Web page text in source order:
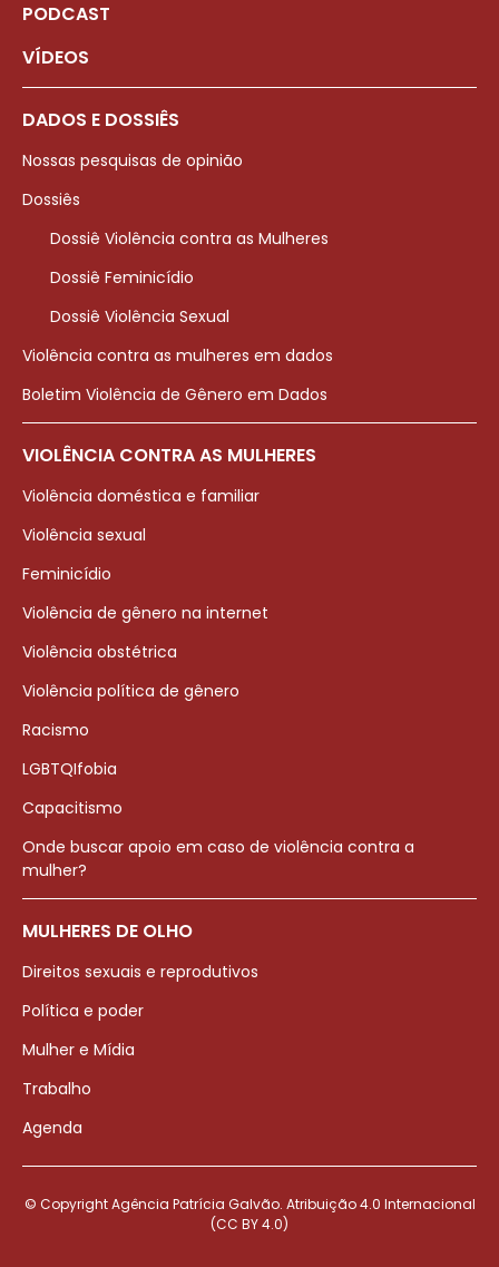
PODCAST
VÍDEOS
DADOS E DOSSIÊS
Nossas pesquisas de opinião
Dossiês
Dossiê Violência contra as Mulheres
Dossiê Feminicídio
Dossiê Violência Sexual
Violência contra as mulheres em dados
Boletim Violência de Gênero em Dados
VIOLÊNCIA CONTRA AS MULHERES
Violência doméstica e familiar
Violência sexual
Feminicídio
Violência de gênero na internet
Violência obstétrica
Violência política de gênero
Racismo
LGBTQIfobia
Capacitismo
Onde buscar apoio em caso de violência contra a
mulher?
MULHERES DE OLHO
Direitos sexuais e reprodutivos
Política e poder
Mulher e Mídia
Trabalho
Agenda
© Copyright Agência Patrícia Galvão. Atribuição 4.0 Internacional
(CC BY 4.0)